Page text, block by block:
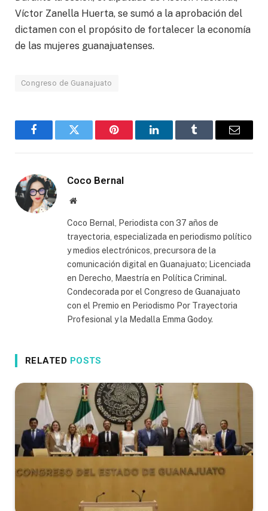
Víctor Zanella Huerta, se sumó a la aprobación del
dictamen con el propósito de fortalecer la economía
de las mujeres guanajuatenses.
Congreso de Guanajuato
FacebookTwitter Pinterest LinkedInTumblr Email
Coco Bernal
Website
Coco Bernal, Periodista con 37 años de
trayectoria, especializada en periodismo político
y medios electrónicos, precursora de la
comunicación digital en Guanajuato; Licenciada
en Derecho, Maestría en Política Criminal.
Condecorada por el Congreso de Guanajuato
con el Premio en Periodismo Por Trayectoria
Profesional y la Medalla Emma Godoy.
RELATED POSTS